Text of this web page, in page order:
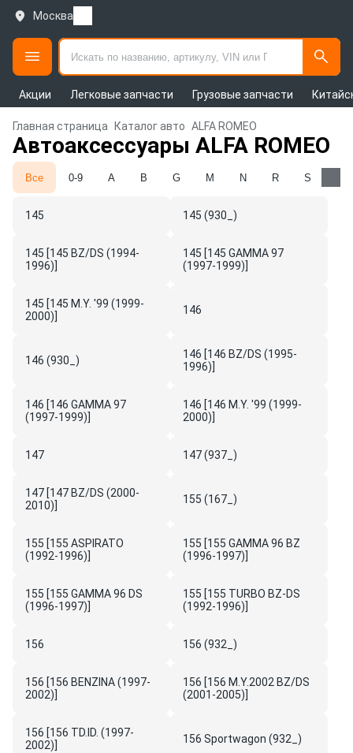
Москва
Акции Легковые запчасти Грузовые запчасти
Главная страница Каталог авто ALFA ROMEO
Автоаксессуары ALFA ROMEO
Все 0-9 A B G M N R S
145 145 (930_)
145 [145 BZ/DS (1994-
1996)]
145 [145 GAMMA 97
(1997-1999)]
145 [145 M.Y. '99 (1999-
2000)]
146
146 (930_)
146 [146 BZ/DS (1995-
1996)]
146 [146 GAMMA 97
(1997-1999)]
146 [146 M.Y. '99 (1999-
2000)]
147 147 (937_)
147 [147 BZ/DS (2000-
2010)]
155 (167_)
155 [155 ASPIRATO
(1992-1996)]
155 [155 GAMMA 96 BZ
(1996-1997)]
155 [155 GAMMA 96 DS
(1996-1997)]
155 [155 TURBO BZ-DS
(1992-1996)]
156 156 (932_)
156 [156 BENZINA (1997-
2002)]
156 [156 M.Y.2002 BZ/DS
(2001-2005)]
156 [156 TD.ID. (1997-
2002)]
156 Sportwagon (932_)